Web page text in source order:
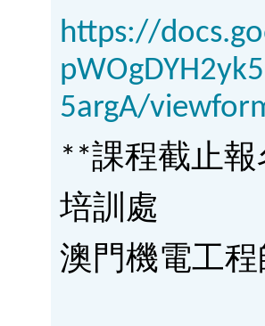
https://
5argA/
**課程截止報
培訓處
澳門機電工